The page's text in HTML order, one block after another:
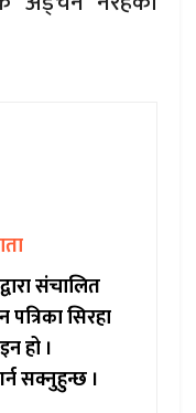
संचालित
सिरहा
हो ।
सक्नुहुन्छ ।